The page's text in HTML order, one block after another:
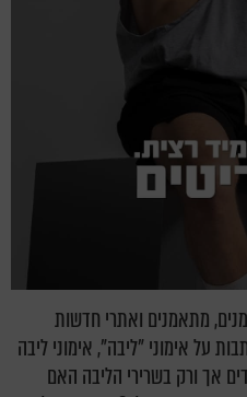
מתאמנים ואתרי חדשות
על אימוני "ליבה", אימוני ליבה
אך ורק בשרירי הליבה האם